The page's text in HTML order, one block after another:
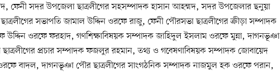
ফেনী সদর উপজেলা ছাত্রলীগের সহসম্পাদক হাসান আহম্মদ, সদর উপজেলার ছনুয়া
সভাপতি জামাল উদ্দিন ওরফে রাজু, ফেনী পৌরসভা ছাত্রলীগের ক্রীড়া সম্পাদক
উদ্দিন ওরফে ফরহাদ, গণশিক্ষাবিষয়ক সম্পাদক জাহিদুল ইসলাম ওরফে মুন্না, দাগনভূঞা
প্রচার সম্পাদক ফজলুর রহমান, তথ্য ও গবেষণাবিষয়ক সম্পাদক জোবায়েদ
বাদল, দাগনভূঞা পৌর ছাত্রলীগের সাংগঠনিক সম্পাদক নাজমুল হক ওরফে পরান,